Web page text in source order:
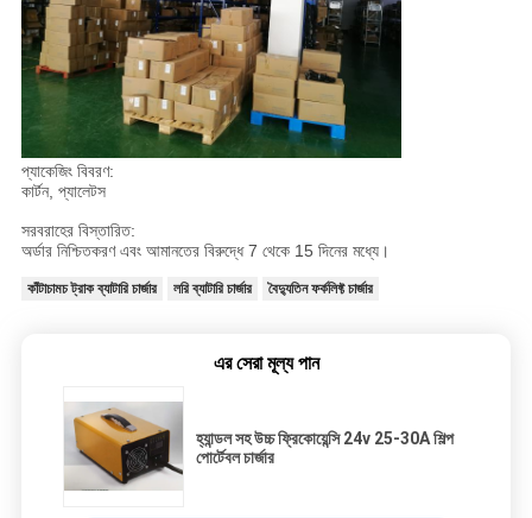
প্যাকেজিং বিবরণ:
কার্টন, প্যালেটস
সরবরাহের বিস্তারিত:
অর্ডার নিশ্চিতকরণ এবং আমানতের বিরুদ্ধে 7 থেকে 15 দিনের মধ্যে।
কাঁটাচামচ ট্রাক ব্যাটারি চার্জার লরি ব্যাটারি চার্জার বৈদ্যুতিন ফর্কলিফ্ট চার্জার
এর সেরা মূল্য পান
হ্যান্ডল সহ উচ্চ ফ্রিকোয়েন্সি 24v 25-30A শিল্প
পোর্টেবল চার্জার